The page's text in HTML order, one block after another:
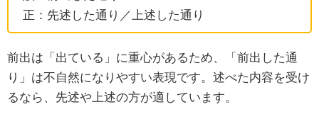
正：先述した通り／上述した通り
前出は「出ている」に重心があるため、「前出した通
り」は不自然になりやすい表現です。述べた内容を受け
るなら、先述や上述の方が適しています。